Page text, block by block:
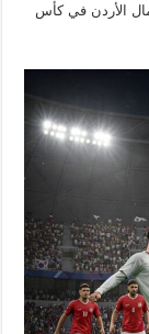
الأردن في كأس